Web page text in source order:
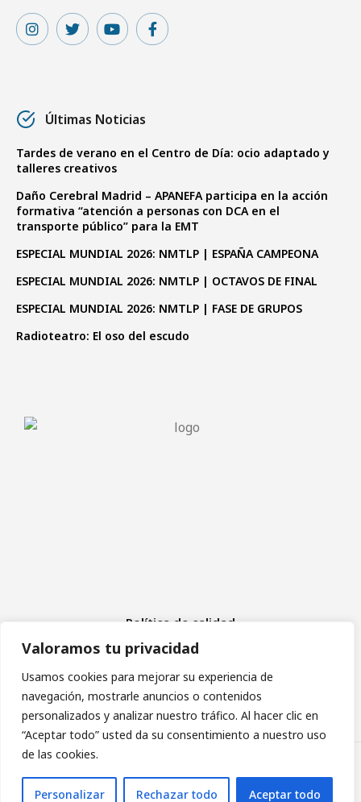
Valoramos tu privacidad
Usamos cookies para mejorar su experiencia de
navegación, mostrarle anuncios o contenidos
personalizados y analizar nuestro tráfico. Al hacer clic en
“Aceptar todo” usted da su consentimiento a nuestro uso
de las cookies.
Personalizar Rechazar todo Aceptar todo
Últimas Noticias
Tardes de verano en el Centro de Día: ocio adaptado y
talleres creativos
Daño Cerebral Madrid – APANEFA participa en la acción
formativa “atención a personas con DCA en el
transporte público” para la EMT
ESPECIAL MUNDIAL 2026: NMTLP | ESPAÑA CAMPEONA
ESPECIAL MUNDIAL 2026: NMTLP | OCTAVOS DE FINAL
ESPECIAL MUNDIAL 2026: NMTLP | FASE DE GRUPOS
Radioteatro: El oso del escudo
Política de calidad
Aviso Legal
Política de cookies
Política de privacidad